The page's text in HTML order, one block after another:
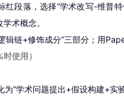
红段落，选择“学术改写-维普
术概念。
辑链+修饰成分”三部分；用
使用）
为“学术问题提出+假设构建+实